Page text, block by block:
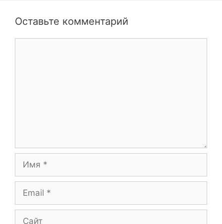
Оставьте комментарий